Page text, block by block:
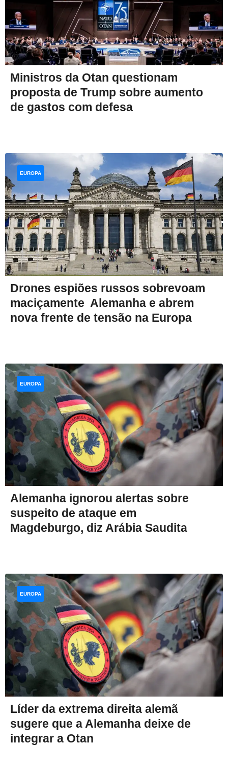
Ministros da Otan questionam
proposta de Trump sobre aumento
de gastos com defesa
Drones espiões russos sobrevoam
maciçamente Alemanha e abrem
nova frente de tensão na Europa
EUROPA
Alemanha ignorou alertas sobre
suspeito de ataque em
Magdeburgo, diz Arábia Saudita
EUROPA
Líder da extrema direita alemã
sugere que a Alemanha deixe de
integrar a Otan
EUROPA